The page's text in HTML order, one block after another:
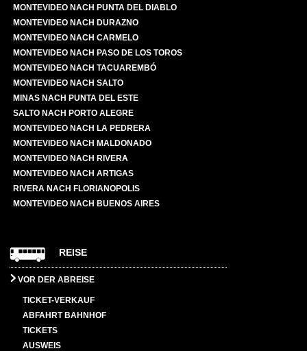
MONTEVIDEO NACH PUNTA DEL DIABLO
MONTEVIDEO NACH DURAZNO
MONTEVIDEO NACH CARMELO
MONTEVIDEO NACH PASO DE LOS TOROS
MONTEVIDEO NACH TACUAREMBÓ
MONTEVIDEO NACH SALTO
MINAS NACH PUNTA DEL ESTE
SALTO NACH PORTO ALEGRE
MONTEVIDEO NACH LA PEDRERA
MONTEVIDEO NACH MALDONADO
MONTEVIDEO NACH RIVERA
MONTEVIDEO NACH ARTIGAS
RIVERA NACH FLORIANOPOLIS
MONTEVIDEO NACH BUENOS AIRES
REISE
VOR DER ABREISE
TICKET-VERKAUF
ABFAHRT BAHNHOF
TICKETS
AUSWEIS